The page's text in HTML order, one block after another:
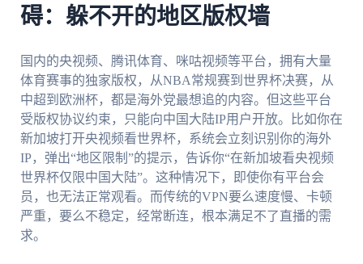
碍：躲不开的地区版权墙
国内的央视频、腾讯体育、咪咕视频等平台，拥有大量
体育赛事的独家版权，从NBA常规赛到世界杯决赛，从
中超到欧洲杯，都是海外党最想追的内容。但这些平台
受版权协议约束，只能向中国大陆IP用户开放。比如你在
新加坡打开央视频看世界杯，系统会立刻识别你的海外
IP，弹出“地区限制”的提示，告诉你“在新加坡看央视频
世界杯仅限中国大陆”。这种情况下，即使你有平台会
员，也无法正常观看。而传统的VPN要么速度慢、卡顿
严重，要么不稳定，经常断连，根本满足不了直播的需
求。